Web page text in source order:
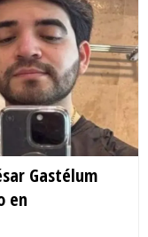
Gastélum
en